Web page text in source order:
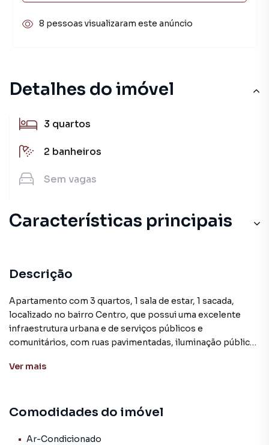
Detalhes do imóvel
3 quartos
2 banheiros
Sem vagas
Características principais
Descrição
Apartamento com 3 quartos, 1 sala de estar, 1 sacada,
localizado no bairro Centro, que possui uma excelente
infraestrutura urbana e de serviços públicos e
comunitários, com ruas pavimentadas, iluminação pública,
transporte coletivo e saneamento básico. Além disso
instituições financeiras, hospital e todo o necessário em
usufruir de tudo sem precisar de veículo.
Ver mais
Comodidades do imóvel
Ar-Condicionado
8 pessoas visualizaram este anúncio